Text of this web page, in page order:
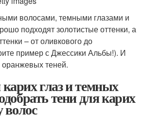
волосами, темными глазами и
подходят золотистые оттенки, а
– от оливкового до
пример с Джессики Альбы!). И
оранжевых теней.
глаз и темных
тени для карих
волос